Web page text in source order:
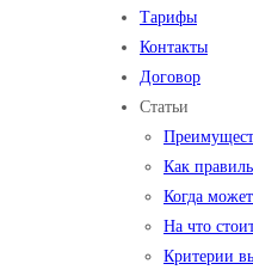
Тарифы
Контакты
Договор
Статьи
Как
Когда
На что
Критерии